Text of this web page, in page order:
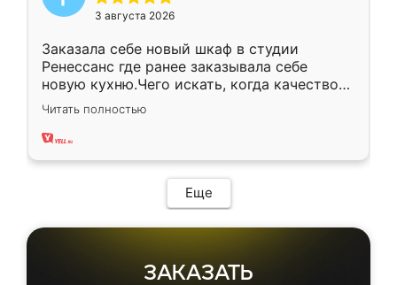
3 августа 2026
Заказала себе новый шкаф в студии
Ренессанс где ранее заказывала себе
новую кухню.Чего искать, когда качеством
вполне довольна. Служит кухня уже почти
два года, нареканий нет.
Читать полностью
Еще
ЗАКАЗАТЬ